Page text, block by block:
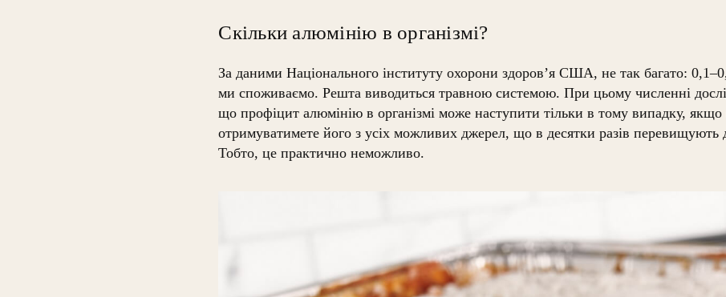
Скільки алюмінію в організмі?
За даними Національного інституту охорони здоров’я США, не так багато:
ми споживаємо. Решта виводиться травною системою. При цьому численні
що профіцит алюмінію в організмі може наступити тільки в тому випадку,
отримуватимете його з усіх можливих джерел, що в десятки разів перевищують
Тобто, це практично неможливо.